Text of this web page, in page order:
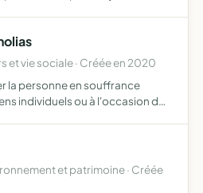
et vie sociale · Créée en 2020
la personne en souffrance
individuels ou à l'occasion de
et patrimoine · Créée